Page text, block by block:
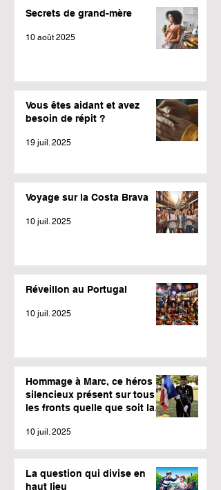
Secrets de grand-mère
10 août 2025
Vous êtes aidant et avez
besoin de répit ?
19 juil. 2025
Voyage sur la Costa Brava
10 juil. 2025
Réveillon au Portugal
10 juil. 2025
Hommage à Marc, ce héros
silencieux présent sur tous
les fronts quelle que soit la
10 juil. 2025
La question qui divise en
haut lieu